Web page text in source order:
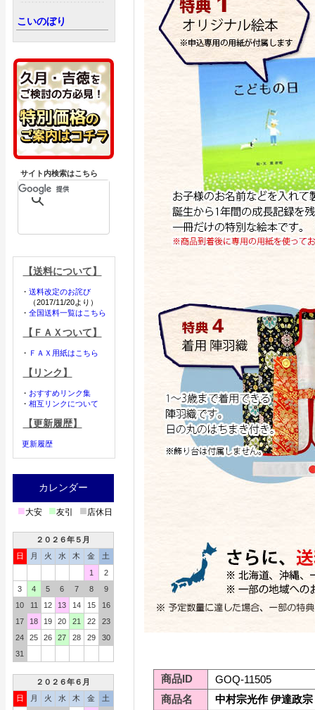
こいのぼり
サイト内検索はこちら
【送料について】
・ 送料改定のお詫び
（2017/11/20より）
・ 全国送料一覧はこちら
【ＦＡＸついて】
・ ＦＡＸ用紙はこちら
【リンク】
・ おすすめリンク集
・ 相互リンクについて
【更新履歴】
更新履歴
カレンダー
■大安 ■友引 ■店休日
２０２６年５月
日
月 火 水 木 金
土
1
2
3
4 5 6 7 8
9
10
11 12 13 14 15
16
17
18 19 20 21 22
23
24
25 26 27 28 29
30
31
２０２６年６月
日
月 火 水 木 金
土
商品ID
GOQ-11505
商品名
中村宗光作 伊達政